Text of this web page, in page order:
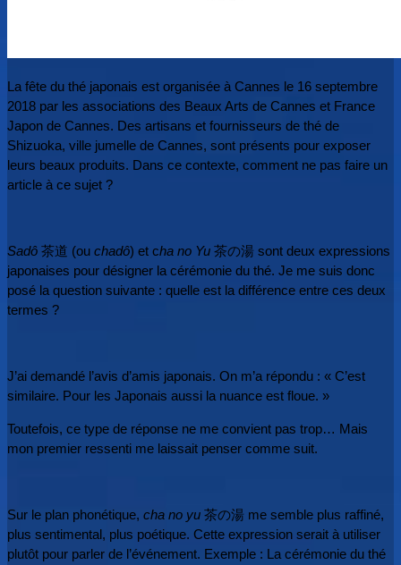
La fête du thé japonais est organisée à Cannes le 16 septembre
2018 par les associations des Beaux Arts de Cannes et France
Japon de Cannes. Des artisans et fournisseurs de thé de
Shizuoka, ville jumelle de Cannes, sont présents pour exposer
leurs beaux produits. Dans ce contexte, comment ne pas faire un
article à ce sujet ?
Sadô 茶道 (ou chadô) et cha no Yu 茶の湯 sont deux expressions
japonaises pour désigner la cérémonie du thé. Je me suis donc
posé la question suivante : quelle est la différence entre ces deux
termes ?
J’ai demandé l’avis d’amis japonais. On m’a répondu : « C’est
similaire. Pour les Japonais aussi la nuance est floue. »
Toutefois, ce type de réponse ne me convient pas trop… Mais
mon premier ressenti me laissait penser comme suit.
Sur le plan phonétique, cha no yu 茶の湯 me semble plus raffiné,
plus sentimental, plus poétique. Cette expression serait à utiliser
plutôt pour parler de l’événement. Exemple : La cérémonie du thé